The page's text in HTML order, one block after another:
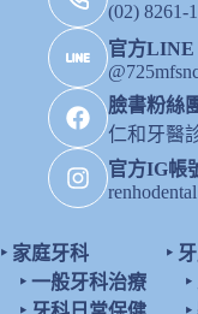
(02) 8261-
官方LINE
臉書粉絲
仁和牙醫
官方IG帳
renhodental
‣ 家庭牙科
‣ 一般牙科治療
‣
‣